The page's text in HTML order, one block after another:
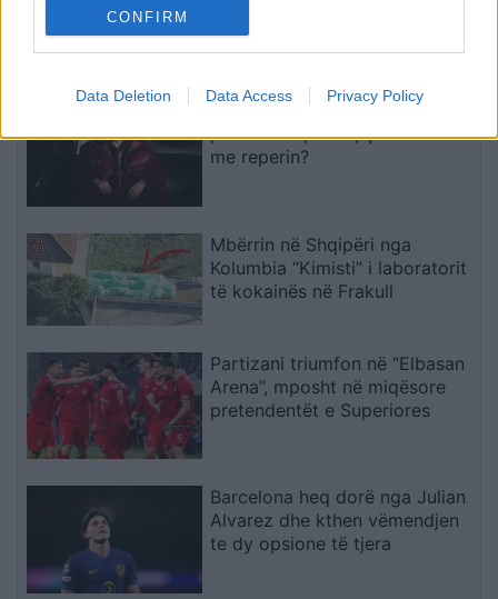
CONFIRM
Data Deletion Data Access Privacy Policy
Burgime të gjata për
publikuesit e deklaratave
tradhtare
pyetjeve mbi pandeminë e
Don Xhoni i kthehet ashpër një
personi në publik, çfarë ndodhi
me reperin?
Mbërrin në Shqipëri nga
Kolumbia “Kimisti” i laboratorit
të kokainës në Frakull
Partizani triumfon në “Elbasan
Arena”, mposht në miqësore
pretendentët e Superiores
Barcelona heq dorë nga Julian
Alvarez dhe kthen vëmendjen
te dy opsione të tjera